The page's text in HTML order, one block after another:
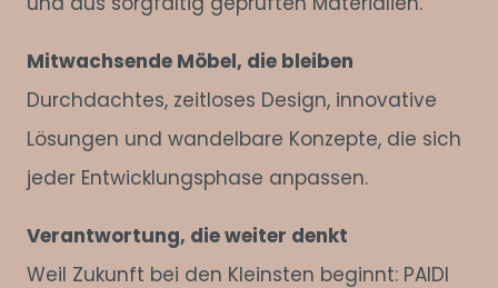
Mitwachsende Möbel, die bleiben
Durchdachtes, zeitloses Design, innovative
Lösungen und wandelbare Konzepte, die sich
jeder Entwicklungsphase anpassen.
Verantwortung, die weiter denkt
Weil Zukunft bei den Kleinsten beginnt: PAIDI